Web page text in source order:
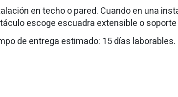
en techo o pared. Cuando en una
escoge escuadra extensible o soporte
de entrega estimado: 15 días laborables.